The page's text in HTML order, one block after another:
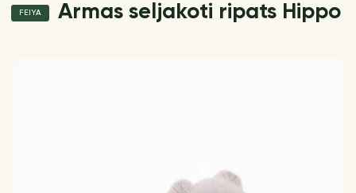
FEIYA Armas seljakoti ripats Hippo